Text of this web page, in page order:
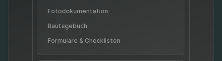
Fotodokumentation
Bautagebuch
Formulare & Checklisten